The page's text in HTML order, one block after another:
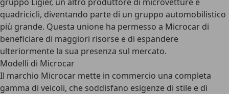
quadricicli, diventando parte di un gruppo automobilistico
più grande. Questa unione ha permesso a Microcar di
beneficiare di maggiori risorse e di espandere
ulteriormente la sua presenza sul mercato.
Modelli di Microcar
Il marchio Microcar mette in commercio una completa
gamma di veicoli, che soddisfano esigenze di stile e di